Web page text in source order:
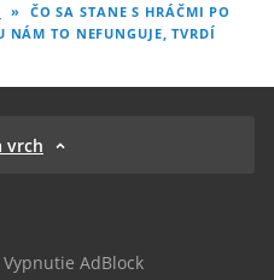
» ČO SA STANE S HRÁČMI PO
NÁM TO NEFUNGUJE, TVRDÍ
vrch
Vypnutie AdBlock